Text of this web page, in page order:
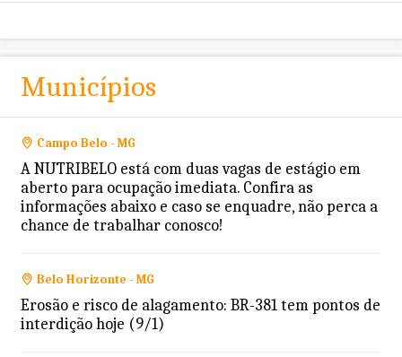
Municípios
Campo Belo - MG
A NUTRIBELO está com duas vagas de estágio em
aberto para ocupação imediata. Confira as
informações abaixo e caso se enquadre, não perca a
chance de trabalhar conosco!
Belo Horizonte - MG
Erosão e risco de alagamento: BR-381 tem pontos de
interdição hoje (9/1)